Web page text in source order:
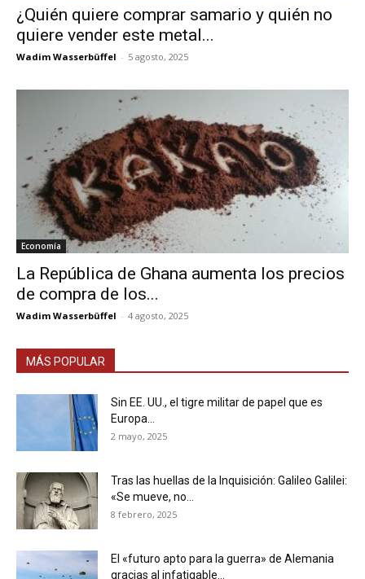
¿Quién quiere comprar samario y quién no
quiere vender este metal...
Wadim Wasserbüffel - 5 agosto, 2025
Economía
La República de Ghana aumenta los precios
de compra de los...
Wadim Wasserbüffel - 4 agosto, 2025
MÁS POPULAR
Sin EE. UU., el tigre militar de papel que es
Europa...
2 mayo, 2025
Tras las huellas de la Inquisición: Galileo Galilei:
«Se mueve, no...
8 febrero, 2025
El «futuro apto para la guerra» de Alemania
gracias al infatigable...